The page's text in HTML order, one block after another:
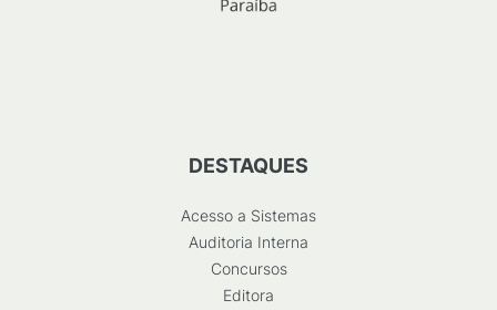
DESTAQUES
Acesso a Sistemas
Auditoria Interna
Concursos
Editora